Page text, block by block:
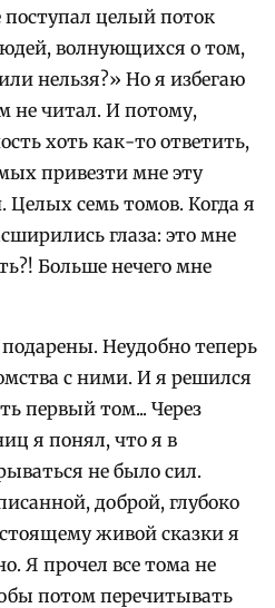
целый поток
волнующихся о том,
нельзя?» Но я избегаю
не читал. И потому,
хоть как-то ответить,
привезти мне эту
Целых семь томов. Когда я
глаза: это мне
Больше нечего мне
Неудобно теперь
с ними. И я решился
первый том... Через
я понял, что я в
не было сил.
доброй, глубоко
живой сказки я
Я прочел все тома не
потом перечитывать